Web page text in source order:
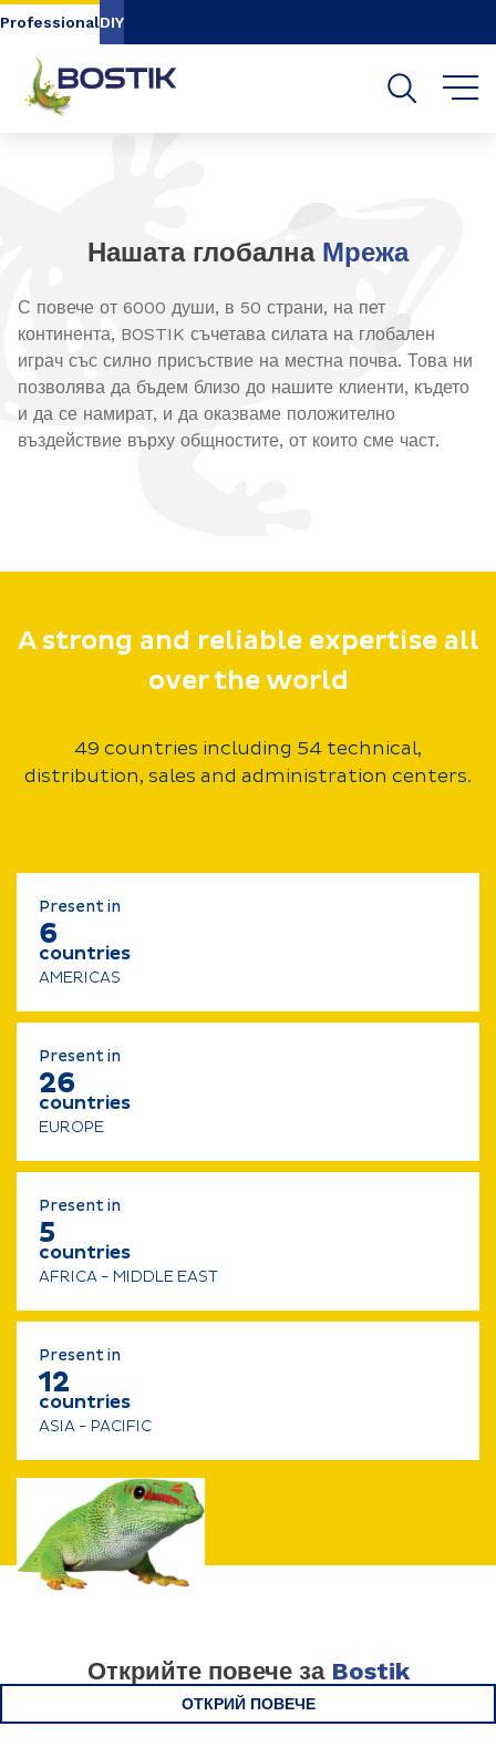
Go to content
ProfessionalDIY
Нашата глобална Мрежа
С повече от 6000 души, в 50 страни, на пет
континента, BOSTIK съчетава силата на глобален
играч със силно присъствие на местна почва. Това ни
позволява да бъдем близо до нашите клиенти, където
и да се намират, и да оказваме положително
въздействие върху общностите, от които сме част.
A strong and reliable expertise all
over the world
49 countries including 54 technical,
distribution, sales and administration centers.
Present in
6
countries
AMERICAS
Present in
26
countries
EUROPE
Present in
5
countries
AFRICA - MIDDLE EAST
Present in
12
countries
ASIA - PACIFIC
Открийте повече за Bostik
ОТКРИЙ ПОВЕЧЕ